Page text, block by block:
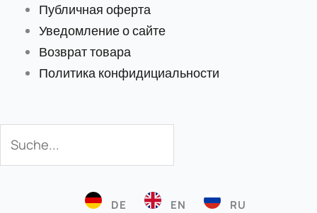
Публичная оферта
Уведомление о сайте
Возврат товара
Политика конфидициальности
DE EN RU